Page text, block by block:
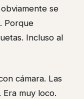
se
Porque
Incluso al
cámara. Las
Era muy loco.